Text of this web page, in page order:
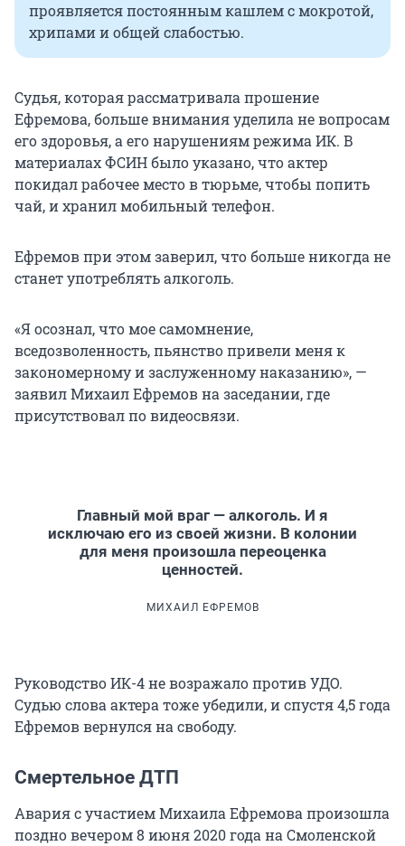
проявляется постоянным кашлем с мокротой,
хрипами и общей слабостью.
Судья, которая рассматривала прошение
Ефремова, больше внимания уделила не вопросам
его здоровья, а его нарушениям режима ИК. В
материалах ФСИН было указано, что актер
покидал рабочее место в тюрьме, чтобы попить
чай, и хранил мобильный телефон.
Ефремов при этом заверил, что больше никогда не
станет употреблять алкоголь.
«Я осознал, что мое самомнение,
вседозволенность, пьянство привели меня к
закономерному и заслуженному наказанию», —
заявил Михаил Ефремов на заседании, где
присутствовал по видеосвязи.
Главный мой враг — алкоголь. И я
исключаю его из своей жизни. В колонии
для меня произошла переоценка
ценностей.
МИХАИЛ ЕФРЕМОВ
Руководство ИК-4 не возражало против УДО.
Судью слова актера тоже убедили, и спустя 4,5 года
Ефремов вернулся на свободу.
Смертельное ДТП
Авария с участием Михаила Ефремова произошла
поздно вечером 8 июня 2020 года на Смоленской